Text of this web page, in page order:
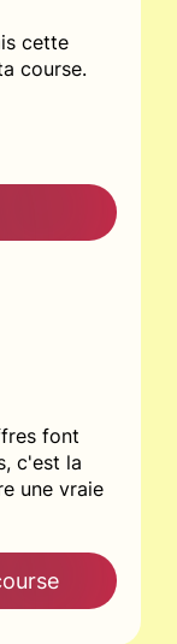
cette
course.
font
c'est la
une vraie